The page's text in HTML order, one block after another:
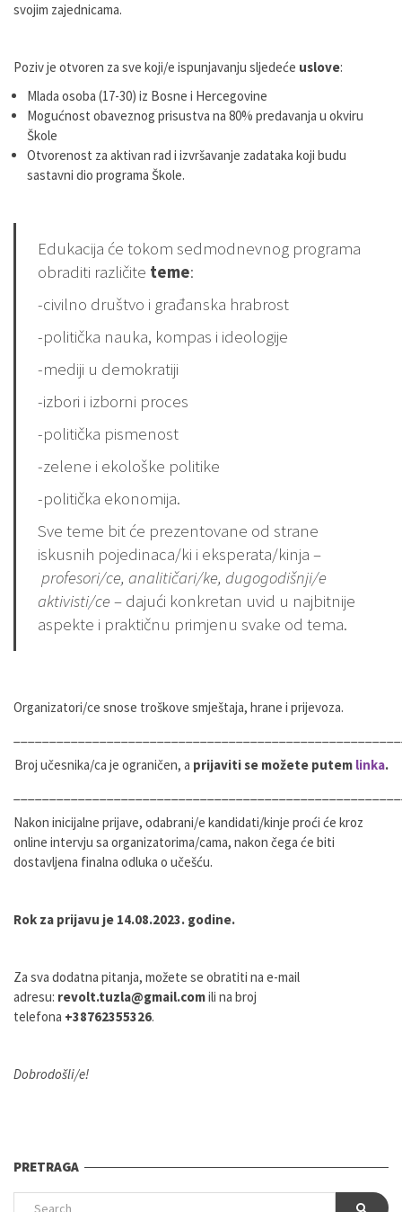
svojim zajednicama.
Poziv je otvoren za sve koji/e ispunjavanju sljedeće uslove:
Mlada osoba (17-30) iz Bosne i Hercegovine
Mogućnost obaveznog prisustva na 80% predavanja u okviru
Škole
Otvorenost za aktivan rad i izvršavanje zadataka koji budu
sastavni dio programa Škole.
Edukacija će tokom sedmodnevnog programa
obraditi različite teme:
-civilno društvo i građanska hrabrost
-politička nauka, kompas i ideologije
-mediji u demokratiji
-izbori i izborni proces
-politička pismenost
-zelene i ekološke politike
-politička ekonomija.
Sve teme bit će prezentovane od strane
iskusnih pojedinaca/ki i eksperata/kinja –
profesori/ce, analitičari/ke, dugogodišnji/e
aktivisti/ce– dajući konkretan uvid u najbitnije
aspekte i praktičnu primjenu svake od tema.
Organizatori/ce snose troškove smještaja, hrane i prijevoza.
Broj učesnika/ca je ograničen, a prijaviti se možete putem linka.
Nakon inicijalne prijave, odabrani/e kandidati/kinje proći će kroz
online intervju sa organizatorima/cama, nakon čega će biti
dostavljena finalna odluka o učešću.
Rok za prijavu je 14.08.2023. godine.
Za sva dodatna pitanja, možete se obratiti na e-mail
adresu: revolt.tuzla@gmail.comili na broj
telefona +38762355326.
Dobrodošli/e!
PRETRAGA